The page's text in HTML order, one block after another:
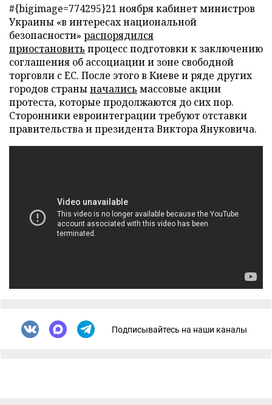
#{bigimage=774295}21 ноября кабинет министров
Украины «в интересах национальной
безопасности» распорядился
приостановить процесс подготовки к заключению
соглашения об ассоциации и зоне свободной
торговли с ЕС. После этого в Киеве и ряде других
городов страныначались массовые акции
протеста, которые продолжаются до сих пор.
Сторонники евроинтеграции требуют отставки
правительства и президента Виктора Януковича.
Подписывайтесь на наши каналы